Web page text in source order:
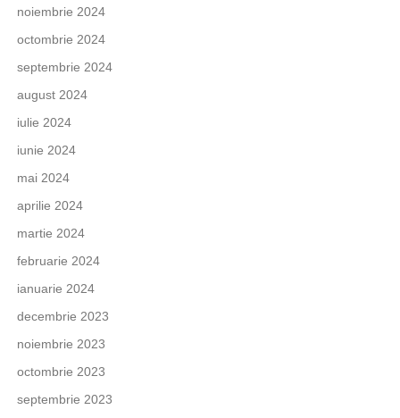
noiembrie 2024
octombrie 2024
septembrie 2024
august 2024
iulie 2024
iunie 2024
mai 2024
aprilie 2024
martie 2024
februarie 2024
ianuarie 2024
decembrie 2023
noiembrie 2023
octombrie 2023
septembrie 2023